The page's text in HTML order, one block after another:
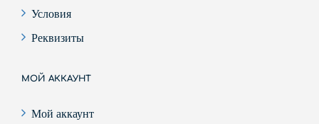
Условия
Реквизиты
МОЙ АККАУНТ
Мой аккаунт